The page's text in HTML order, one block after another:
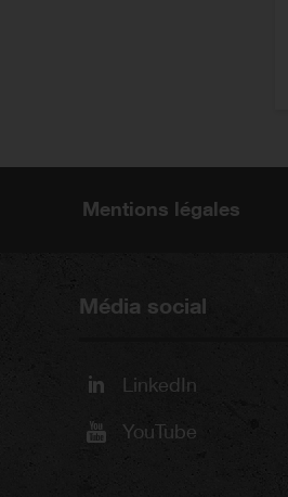
Mentions légales
Média social
LinkedIn
YouTube